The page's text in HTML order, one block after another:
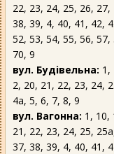
22, 23, 24, 25, 26,
38, 39, 4, 40, 41, 42,
52, 53, 54, 55, 56,
70, 9
вул. Будівельна: 1,
2, 20, 21, 22, 23, 24,
4а, 5, 6, 7, 8, 9
вул. Вагонна: 1, 10,
21, 22, 23, 24, 25,
37, 38, 39, 4, 40, 41,